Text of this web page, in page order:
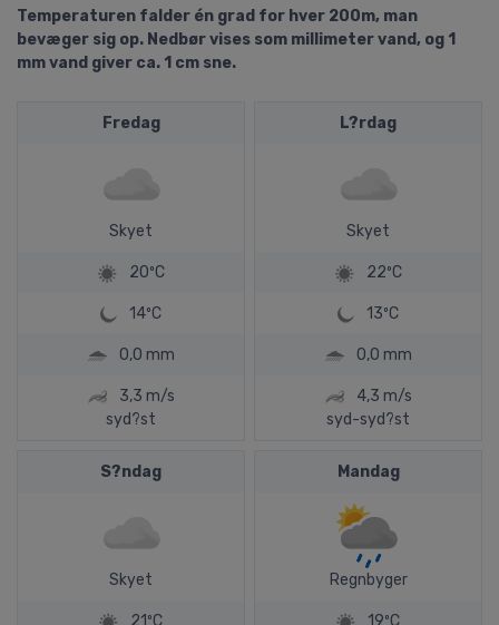
Temperaturen falder én grad for hver 200m, man
bevæger sig op. Nedbør vises som millimeter vand, og 1
mm vand giver ca. 1 cm sne.
Fredag
Skyet
20ºC
14ºC
0,0 mm
3,3 m/s
syd?st
L?rdag
Skyet
22ºC
13ºC
0,0 mm
4,3 m/s
syd-syd?st
S?ndag
Skyet
Mandag
Regnbyger